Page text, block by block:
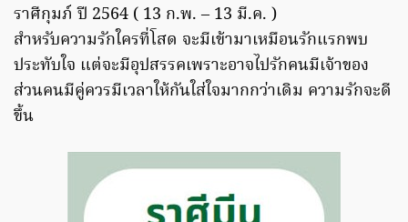
ราศีกุมภ์ ปี 2564 ( 13 ก.พ. – 13 มี.ค. )
สำหรับความรักใครที่โสด จะมีเข้ามาเหมือนรักแรกพบ
ประทับใจ แต่จะมีอุปสรรคเพราะอาจไปรักคนมีเจ้าของ
ส่วนคนมีคู่ควรมีเวลาให้กันใส่ใจมากกว่าเดิม ความรักจะดี
ขึ้น